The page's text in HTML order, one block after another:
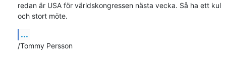
redan är USA för världskongressen nästa vecka. Så ha ett kul
och stort möte.
...
/Tommy Persson